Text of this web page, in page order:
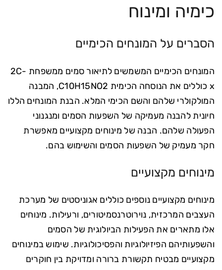
כימיה ומינוח
הסברים על המונחים הכימיים
המונחים הכימיים המשמשים לתיאור סמים ממשפחת 2C-
x כוללים את הנוסחה הכימית C10H15NO2, המבנה
המולקולרי שלהם והשם הכימי המלא. הבנת המונחים הללו
חיונית להבנה מעמיקה של השפעות הסמים ומנגנוני
הפעולה שלהם. הבנה של מינוחים מקצועיים מאפשרת
חקר מעמיק של השפעות הסמים והשימוש בהם.
מינוחים מקצועיים
מינוחים מקצועיים נוספים כוללים אגוניסטים של מערכת
העצבים המרכזית, נוירוטרנסמיטורים, ורעילות. מינוחים
אלו מתארים את הפעילות הביולוגית של הסמים
והשפעותיהם הפיזיולוגיות והפסיכולוגיות. שימוש במינוחים
מקצועיים מבטיח תקשורת ברורה ומדויקת בין חוקרים